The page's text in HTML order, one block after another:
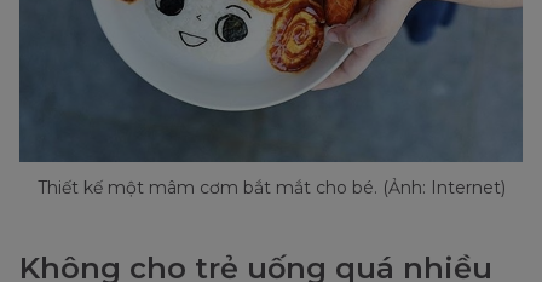
Thiết kế một mâm cơm bắt mắt cho bé. (Ảnh: Internet)
Không cho trẻ uống quá nhiều